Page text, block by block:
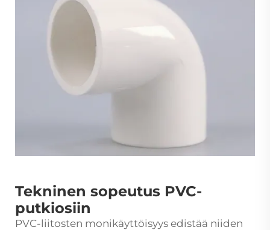
Tekninen sopeutus PVC-
putkiosiin
PVC-liitosten monikäyttöisyys edistää niiden